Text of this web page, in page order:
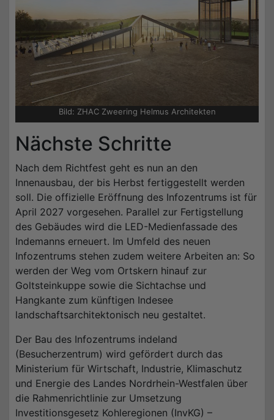
Bild: ZHAC Zweering Helmus Architekten
Nächste Schritte
Nach dem Richtfest geht es nun an den
Innenausbau, der bis Herbst fertiggestellt werden
soll. Die offizielle Eröffnung des Infozentrums ist für
April 2027 vorgesehen. Parallel zur Fertigstellung
des Gebäudes wird die LED-Medienfassade des
Indemanns erneuert. Im Umfeld des neuen
Infozentrums stehen zudem weitere Arbeiten an: So
werden der Weg vom Ortskern hinauf zur
Goltsteinkuppe sowie die Sichtachse und
Hangkante zum künftigen Indesee
landschaftsarchitektonisch neu gestaltet.
Der Bau des Infozentrums indeland
(Besucherzentrum) wird gefördert durch das
Ministerium für Wirtschaft, Industrie, Klimaschutz
und Energie des Landes Nordrhein-Westfalen über
die Rahmenrichtlinie zur Umsetzung
Investitionsgesetz Kohleregionen (InvKG) –